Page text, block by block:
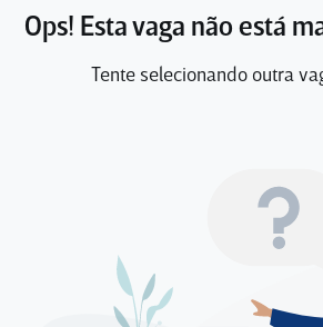
Ops! Esta vaga não está
Tente selecionando outra